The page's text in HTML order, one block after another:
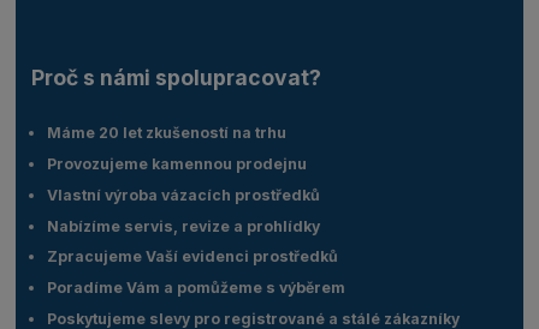
Proč s námi spolupracovat?
Máme 20 let zkušeností na trhu
Provozujeme kamennou prodejnu
Vlastní výroba vázacích prostředků
Nabízíme servis, revize a prohlídky
Zpracujeme Vaší evidenci prostředků
Poradíme Vám a pomůžeme s výběrem
Poskytujeme slevy pro registrované a stálé zákazníky